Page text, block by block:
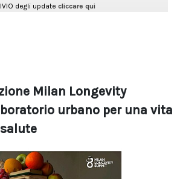
Milan Longevity
urbano per una vita